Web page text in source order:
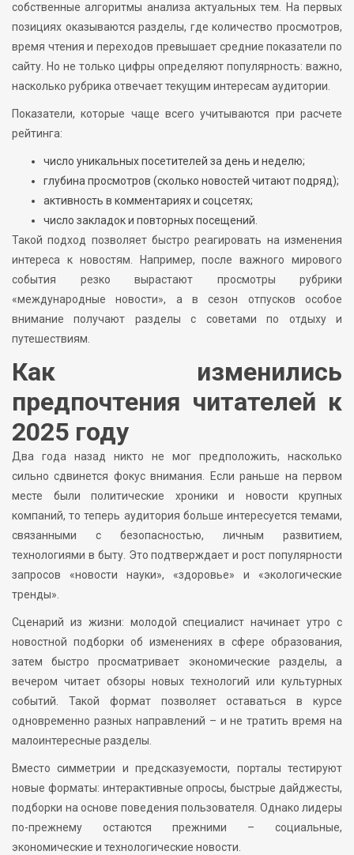
собственные алгоритмы анализа актуальных тем. На первых
позициях оказываются разделы, где количество просмотров,
время чтения и переходов превышает средние показатели по
сайту. Но не только цифры определяют популярность: важно,
насколько рубрика отвечает текущим интересам аудитории.
Показатели, которые чаще всего учитываются при расчете
рейтинга:
число уникальных посетителей за день и неделю;
глубина просмотров (сколько новостей читают подряд);
активность в комментариях и соцсетях;
число закладок и повторных посещений.
Такой подход позволяет быстро реагировать на изменения
интереса к новостям. Например, после важного мирового
события резко вырастают просмотры рубрики
«международные новости», а в сезон отпусков особое
внимание получают разделы с советами по отдыху и
путешествиям.
Как изменились
предпочтения читателей к
2025 году
Два года назад никто не мог предположить, насколько
сильно сдвинется фокус внимания. Если раньше на первом
месте были политические хроники и новости крупных
компаний, то теперь аудитория больше интересуется темами,
связанными с безопасностью, личным развитием,
технологиями в быту. Это подтверждает и рост популярности
запросов «новости науки», «здоровье» и «экологические
тренды».
Сценарий из жизни: молодой специалист начинает утро с
новостной подборки об изменениях в сфере образования,
затем быстро просматривает экономические разделы, а
вечером читает обзоры новых технологий или культурных
событий. Такой формат позволяет оставаться в курсе
одновременно разных направлений – и не тратить время на
малоинтересные разделы.
Вместо симметрии и предсказуемости, порталы тестируют
новые форматы: интерактивные опросы, быстрые дайджесты,
подборки на основе поведения пользователя. Однако лидеры
по-прежнему остаются прежними – социальные,
экономические и технологические новости.